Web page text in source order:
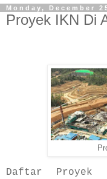
Monday, December
Proyek IKN Di
Daftar